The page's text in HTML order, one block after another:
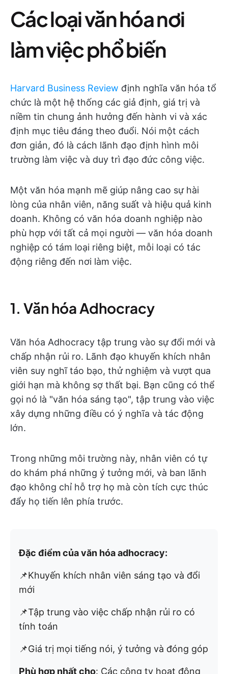
Các loại văn hóa nơi
làm việc phổ biến
Harvard Business Review định nghĩa văn hóa tổ
chức là một hệ thống các giả định, giá trị và
niềm tin chung ảnh hưởng đến hành vi và xác
định mục tiêu đáng theo đuổi. Nói một cách
đơn giản, đó là cách lãnh đạo định hình môi
trường làm việc và duy trì đạo đức công việc.
Một văn hóa mạnh mẽ giúp nâng cao sự hài
lòng của nhân viên, năng suất và hiệu quả kinh
doanh. Không có văn hóa doanh nghiệp nào
phù hợp với tất cả mọi người — văn hóa doanh
nghiệp có tám loại riêng biệt, mỗi loại có tác
động riêng đến nơi làm việc.
1. Văn hóa Adhocracy
Văn hóa Adhocracy tập trung vào sự đổi mới và
chấp nhận rủi ro. Lãnh đạo khuyến khích nhân
viên suy nghĩ táo bạo, thử nghiệm và vượt qua
giới hạn mà không sợ thất bại. Bạn cũng có thể
gọi nó là "văn hóa sáng tạo", tập trung vào việc
xây dựng những điều có ý nghĩa và tác động
lớn.
Trong những môi trường này, nhân viên có tự
do khám phá những ý tưởng mới, và ban lãnh
đạo không chỉ hỗ trợ họ mà còn tích cực thúc
đẩy họ tiến lên phía trước.
Đặc điểm của văn hóa adhocracy:
📌Khuyến khích nhân viên sáng tạo và đổi
mới
📌Tập trung vào việc chấp nhận rủi ro có
tính toán
📌Giá trị mọi tiếng nói, ý tưởng và đóng góp
Phù hợp nhất cho: Các công ty hoạt động